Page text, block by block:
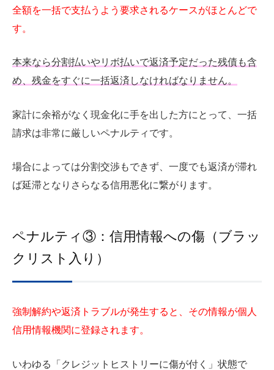
全額を一括で支払うよう要求されるケースがほとんどで
す。
本来なら分割払いやリボ払いで返済予定だった残債も含
め、残金をすぐに一括返済しなければなりません。
家計に余裕がなく現金化に手を出した方にとって、一括
請求は非常に厳しいペナルティです。
場合によっては分割交渉もできず、一度でも返済が滞れ
ば延滞となりさらなる信用悪化に繋がります。
ペナルティ③：信用情報への傷（ブラッ
クリスト入り）
強制解約や返済トラブルが発生すると、その情報が個人
信用情報機関に登録されます。
いわゆる「クレジットヒストリーに傷が付く」状態で